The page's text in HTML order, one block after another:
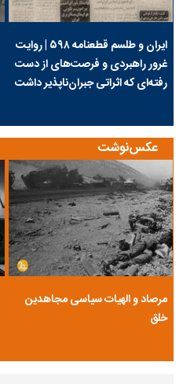
ایران و طلسم قطعنامه ۵۹۸ | روایت
غرور راهبردی و فرصت‌های از دست
رفته‌ای که اثراتی جبران‌ناپذیر داشت
عکس‌نوشت
مرصاد و الهیات سیاسی مجاهدین
خلق